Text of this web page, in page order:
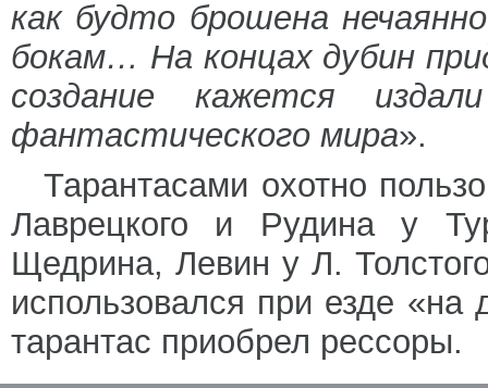
как будто брошена
бокам… На концах дубин
создание кажется
фантастического мира».
Тарантасами охотно
Лаврецкого и Рудина у
Щедрина, Левин у Л.
использовался при езде
тарантас приобрел рессоры.